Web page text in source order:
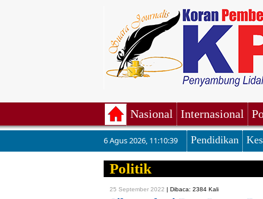
Nasional Internasional
6 Agus 2026, 11:10:40 Pendidikan
Politik
25 September 2022 | Dibaca: 2384 Kali